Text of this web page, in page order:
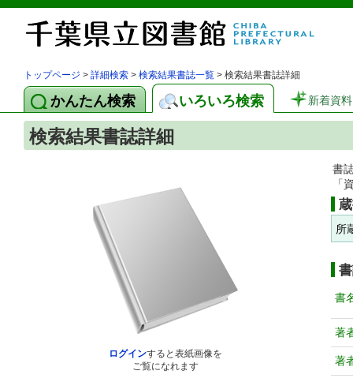
トップページ > 詳細検索 > 検索結果書誌一覧 > 検索結果書誌詳細
かんたん検索 いろいろ検索 新着資料
検索結果書誌詳細
ログインすると表紙画像を
ご覧になれます
書
「
所
書
著
著